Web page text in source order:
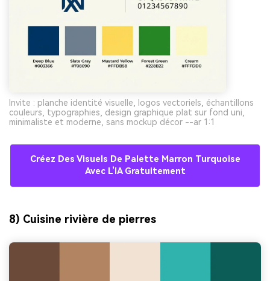
Invite : planche identité visuelle, logos vectoriels, échantillons
couleurs, typographies, design graphique plat sur fond uni,
minimaliste et moderne, sans mockup décor --ar 1:1
Créez Des Visuels De Palette Marron Turquoise
Avec L’IA Gratuitement
8) Cuisine rivière de pierres